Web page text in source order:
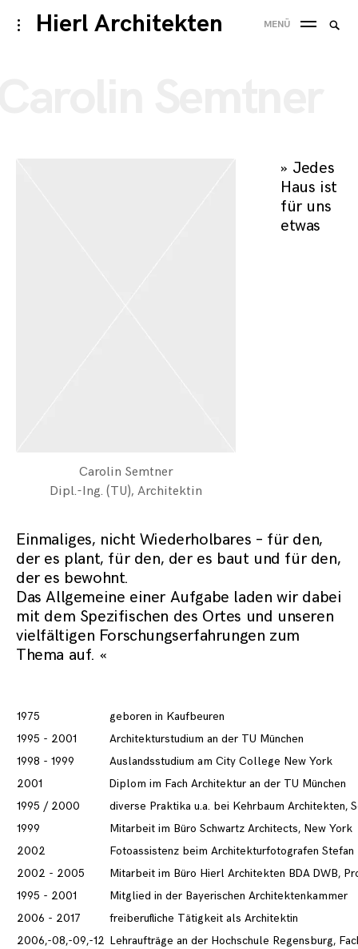
Skip
to
Hierl Architekten
toggle
MENÜ
Carolin Semtner
Dipl.-Ing. (TU), Architektin
» Jedes
Haus ist
für uns
etwas
Einmaliges, nicht Wiederholbares – für den,
der es plant, für den, der es baut und für den,
der es bewohnt.
Das Allgemeine einer Aufgabe laden wir dabei
mit dem Spezifischen des Ortes und unseren
vielfältigen Forschungserfahrungen zum
Thema auf. «
1975
geboren in Kaufbeuren
1995 - 2001
Architekturstudium an der TU München
1998 - 1999
Auslandsstudium am City College New York
2001
Diplom im Fach Architektur an der TU München
1995 / 2000
diverse Praktika u.a. bei Kehrbaum Architekten,
1999
Mitarbeit im Büro Schwartz Architects, New York
2002
Fotoassistenz beim Architekturfotografen Stefan
2002 - 2005
Mitarbeit im Büro Hierl Architekten BDA DWB,
1995 - 2001
Mitglied in der Bayerischen Architektenkammer
2006 - 2017
freiberufliche Tätigkeit als Architektin
2006,-08,-09,-12 Lehraufträge an der Hochschule Regensburg,
Suche